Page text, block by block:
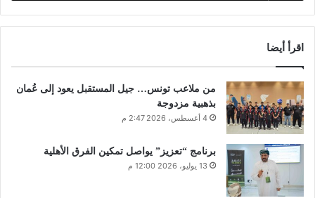
اقرأ أيضا
من ملاعب تونس… جيل المستقبل يعود إلى عُمان
بذهبية مزدوجة
4 أغسطس، 2026 2:47 م
برنامج “تعزيز” يواصل تمكين الفرق الأهلية
13 يوليو، 2026 12:00 م